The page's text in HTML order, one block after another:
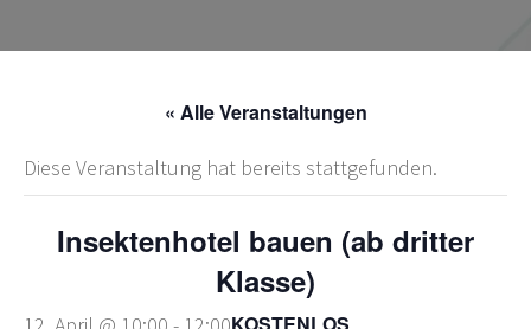
« Alle Veranstaltungen
Diese Veranstaltung hat bereits stattgefunden.
Insektenhotel bauen (ab dritter
Klasse)